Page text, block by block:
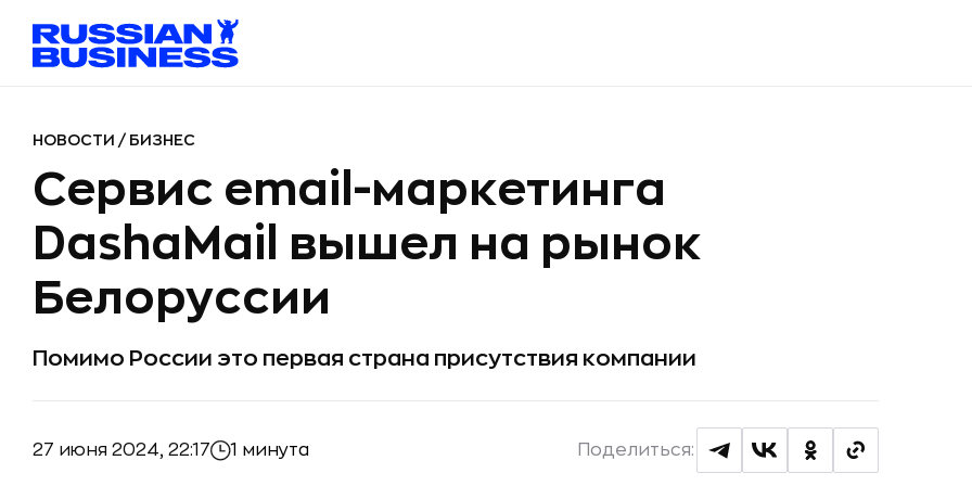
НОВОСТИ / БИЗНЕС
Сервис email-маркетинга
DashaMail вышел на рынок
Белоруссии
Помимо России это первая страна присутствия компании
27 июня 2024, 22:17 1 минута Поделиться: